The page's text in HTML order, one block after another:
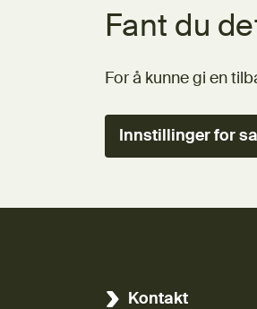
Fant du
For å kunne gi en
Innstillinger for
Kontakt